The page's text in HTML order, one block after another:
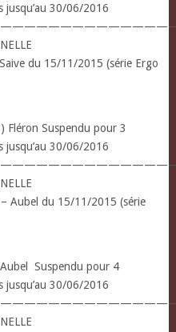
jusqu’au 30/06/2016
du 15/11/2015 (série Ergo
Fléron Suspendu pour 3
jusqu’au 30/06/2016
Aubel du 15/11/2015 (série
Suspendu pour 4
jusqu’au 30/06/2016